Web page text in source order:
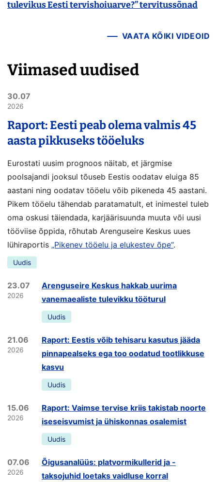
tulevikus Eesti tervishoiuarve?” tervitussõnad
VAATA KÕIKI VIDEOID
Viimased uudised
30.07
2026
Raport: Eesti peab olema valmis 45
aasta pikkuseks tööeluks
Eurostati uusim prognoos näitab, et järgmise
poolsajandi jooksul tõuseb Eestis oodatav eluiga 85
aastani ning oodatav tööelu võib pikeneda 45 aastani.
Pikem tööelu tähendab paratamatult, et inimestel tuleb
oma oskusi täiendada, karjäärisuunda muuta või uusi
tööviise õppida, rõhutab Arenguseire Keskus uues
lühiraportis „Pikenev tööelu ja elukestev õpe“.
Uudis
23.07
2026
Arenguseire Keskus hakkab uurima
vanemaealiste tulevikku tööturul
Uudis
21.06
2026
Raport: Eestis võib tehisaru kasutus jääda
pinnapealseks ega too oodatud tootlikkuse
kasvu
Uudis
15.06
2026
Raport: Vaimse tervise kriis takistab noorte
iseseisvumist ja ühiskonnas osalemist
Uudis
07.06
2026
Õigusanalüüs: platvormikullerid ja -
taksojuhid loetaks vaidluse korral